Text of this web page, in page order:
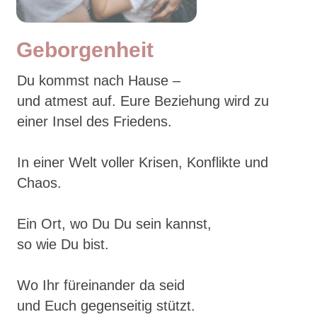
Geborgenheit
Du kommst nach Hause –
und atmest auf. Eure Beziehung wird zu
einer Insel des Friedens.
In einer Welt voller Krisen, Konflikte und
Chaos.
Ein Ort, wo Du Du sein kannst,
so wie Du bist.
Wo Ihr füreinander da seid
und Euch gegenseitig stützt.